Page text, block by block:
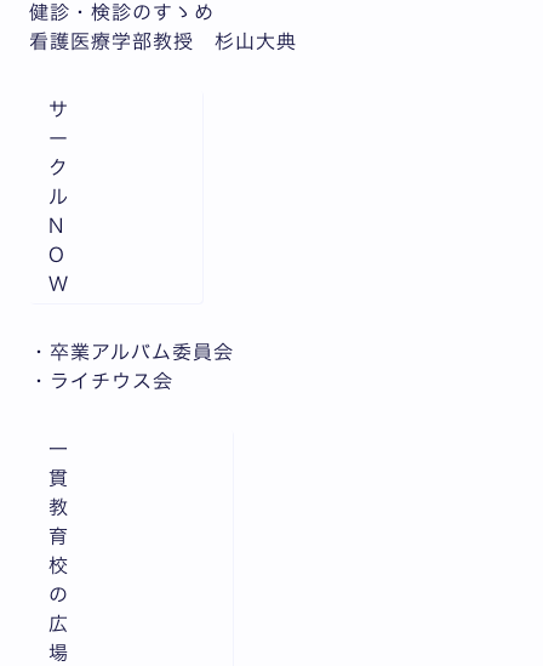
健診・検診のすゝめ
看護医療学部教授 杉山大典
サ
ー
ク
ル
N
O
W
・卒業アルバム委員会
・ライチウス会
一
貫
教
育
校
の
広
場